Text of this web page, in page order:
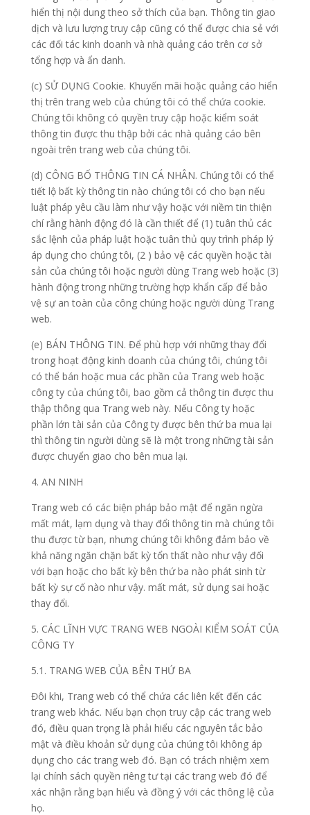
hiển thị nội dung theo sở thích của bạn. Thông tin giao
dịch và lưu lượng truy cập cũng có thể được chia sẻ với
các đối tác kinh doanh và nhà quảng cáo trên cơ sở
tổng hợp và ẩn danh.
(c) SỬ DỤNG Cookie. Khuyến mãi hoặc quảng cáo hiển
thị trên trang web của chúng tôi có thể chứa cookie.
Chúng tôi không có quyền truy cập hoặc kiểm soát
thông tin được thu thập bởi các nhà quảng cáo bên
ngoài trên trang web của chúng tôi.
(d) CÔNG BỐ THÔNG TIN CÁ NHÂN. Chúng tôi có thể
tiết lộ bất kỳ thông tin nào chúng tôi có cho bạn nếu
luật pháp yêu cầu làm như vậy hoặc với niềm tin thiện
chí rằng hành động đó là cần thiết để (1) tuân thủ các
sắc lệnh của pháp luật hoặc tuân thủ quy trình pháp lý
áp dụng cho chúng tôi, (2 ) bảo vệ các quyền hoặc tài
sản của chúng tôi hoặc người dùng Trang web hoặc (3)
hành động trong những trường hợp khẩn cấp để bảo
vệ sự an toàn của công chúng hoặc người dùng Trang
web.
(e) BÁN THÔNG TIN. Để phù hợp với những thay đổi
trong hoạt động kinh doanh của chúng tôi, chúng tôi
có thể bán hoặc mua các phần của Trang web hoặc
công ty của chúng tôi, bao gồm cả thông tin được thu
thập thông qua Trang web này. Nếu Công ty hoặc
phần lớn tài sản của Công ty được bên thứ ba mua lại
thì thông tin người dùng sẽ là một trong những tài sản
được chuyển giao cho bên mua lại.
4. AN NINH
Trang web có các biện pháp bảo mật để ngăn ngừa
mất mát, lạm dụng và thay đổi thông tin mà chúng tôi
thu được từ bạn, nhưng chúng tôi không đảm bảo về
khả năng ngăn chặn bất kỳ tổn thất nào như vậy đối
với bạn hoặc cho bất kỳ bên thứ ba nào phát sinh từ
bất kỳ sự cố nào như vậy. mất mát, sử dụng sai hoặc
thay đổi.
5. CÁC LĨNH VỰC TRANG WEB NGOÀI KIỂM SOÁT CỦA
CÔNG TY
5.1. TRANG WEB CỦA BÊN THỨ BA
Đôi khi, Trang web có thể chứa các liên kết đến các
trang web khác. Nếu bạn chọn truy cập các trang web
đó, điều quan trọng là phải hiểu các nguyên tắc bảo
mật và điều khoản sử dụng của chúng tôi không áp
dụng cho các trang web đó. Bạn có trách nhiệm xem
lại chính sách quyền riêng tư tại các trang web đó để
xác nhận rằng bạn hiểu và đồng ý với các thông lệ của
họ.